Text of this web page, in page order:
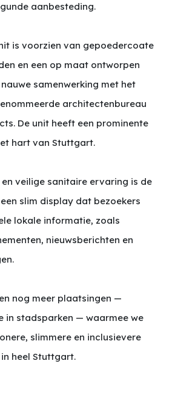
aanbesteding.
is voorzien van gepoedercoate
en een op maat ontworpen
samenwerking met het
architectenbureau
De unit heeft een prominente
hart van Stuttgart.
veilige sanitaire ervaring is de
slim display dat bezoekers
lokale informatie, zoals
nieuwsberichten en
nog meer plaatsingen —
in stadsparken — waarmee we
slimmere en inclusievere
heel Stuttgart.